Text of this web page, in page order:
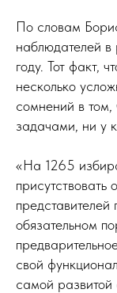
По словам
наблюдателей
году. Тот факт,
несколько
сомнений в том,
задачами, ни у
«На 1265
обязательном
свой
самой развитой